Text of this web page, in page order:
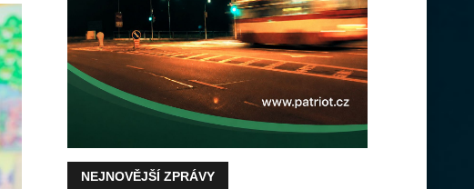
NEJNOVĚJŠÍ ZPRÁVY